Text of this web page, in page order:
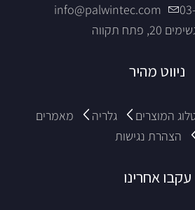
info@palwintec.com
20, פתח תקווה
ניווט מהיר
המוצרים גלריה
מאמרים
הצהרת נגישות
עקבו אחרינו